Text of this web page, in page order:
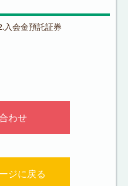
会金預託証券
わせ
ジに戻る